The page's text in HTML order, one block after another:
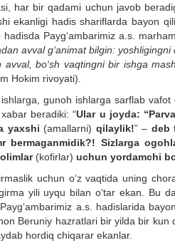
har bir qadami uchun javob
ekanligi hadis shariflarda bayon
Payg‘ambarimiz a.s.
avval g‘animat bilgin:
bo‘sh vaqtingni bir ishga
Hokim rivoyati).
gunoh ishlarga sarflab
beradiki: “Ular u joyda:
yaxshi (amallarni) qilaylik!” – deb
bermaganmidik?! Sizlarga
(kofirlar) uchun yordamchi
uchun o‘z vaqtida uning
yili uyqu bilan o‘tar ekan. Bu
a.s. hadislarida
Beruniy hazratlari bir yilda bir kun
hordiq chiqarar ekanlar.